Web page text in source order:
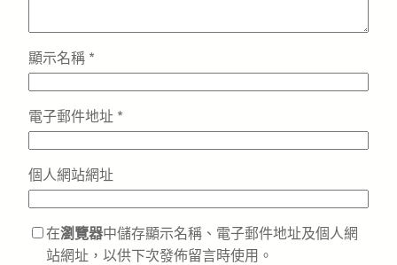
顯示名稱 *
電子郵件地址 *
個人網站網址
在瀏覽器中儲存顯示名稱、電子郵件地址及個人網
站網址，以供下次發佈留言時使用。